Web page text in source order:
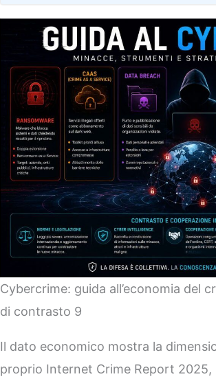
Cybercrime: guida all’economia del
di contrasto 9
Il dato economico mostra la
proprio Internet Crime Report